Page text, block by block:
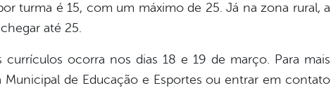
turma é 15, com um máximo de 25. Já na zona rural, a
até 25.
ocorra nos dias 18 e 19 de março. Para mais
de Educação e Esportes ou entrar em contato